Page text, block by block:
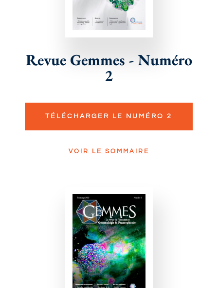
Revue Gemmes - Numéro
2
TÉLÉCHARGER LE NUMÉRO 2
VOIR LE SOMMAIRE